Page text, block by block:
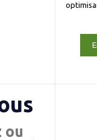
ou